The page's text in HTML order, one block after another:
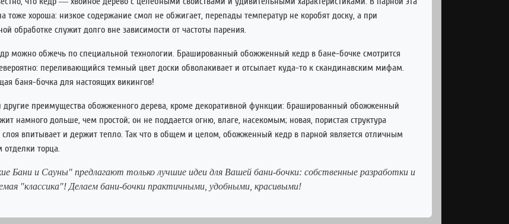
тоже хороша: низкое содержание смол не обжигает, перепады температур не коробят доску, а при
обработке служит долго вне зависимости от частоты парения.
можно обжечь по специальной технологии. Брашированный обожженный кедр в бане-бочке смотрится
переливающийся темный цвет доски обволакивает и отсылает куда-то к скандинавским мифам.
баня-бочка для настоящих викингов!
другие преимущества обожженного дерева, кроме декоративной функции: брашированный обожженный
намного дольше, чем простой; он не поддается огню, влаге, насекомым; новая, пористая структура
слоя впитывает и держит тепло. Так что в общем и целом, обожженный кедр в парной является отличным
отделки торца.
Бани и Сауны" предлагают только лучшие идеи для Вашей бани-бочки: собственные разработки и
"классика"! Делаем бани-бочки практичными, удобными, красивыми!